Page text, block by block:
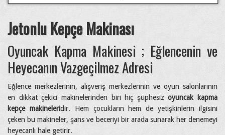
Jetonlu Kepçe Makinası
Oyuncak Kapma Makinesi ; Eğlencenin ve
Heyecanın Vazgeçilmez Adresi
Eğlence merkezlerinin, alışveriş merkezlerinin ve oyun salonlarının
en dikkat çekici makinelerinden biri hiç şüphesizoyuncak kapma
kepçe makineleridir. Hem çocukların hem de yetişkinlerin ilgisini
çeken bu makineler, şans ve beceriyi bir arada sunarak her denemeyi
heyecanlı hale getirir.